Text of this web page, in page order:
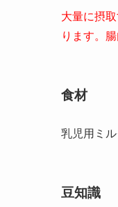
大量に摂
ります。
食材
乳児用ミ
豆知識